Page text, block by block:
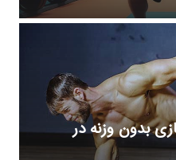
بدون وزنه در